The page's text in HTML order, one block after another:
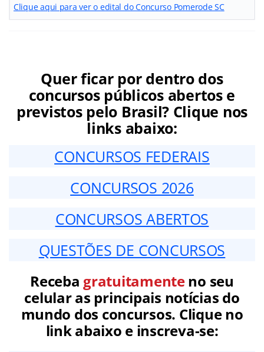
Clique aqui para ver o edital do Concurso Pomerode SC
Quer ficar por dentro dos
concursos públicos abertos e
previstos pelo Brasil? Clique nos
links abaixo:
CONCURSOS FEDERAIS
CONCURSOS 2026
CONCURSOS ABERTOS
QUESTÕES DE CONCURSOS
Receba gratuitamenteno seu
celular as principais notícias do
mundo dos concursos. Clique no
link abaixo e inscreva-se: